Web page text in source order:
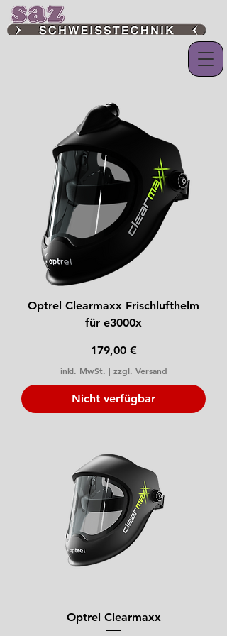
Optrel Clearmaxx Frischlufthelm
für e3000x
Preis
179,00 €
inkl. MwSt. | zzgl. Versand
Nicht verfügbar
Optrel Clearmaxx